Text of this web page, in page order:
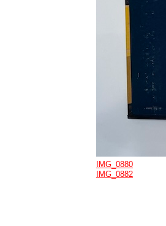
IMG_0880
IMG_0882